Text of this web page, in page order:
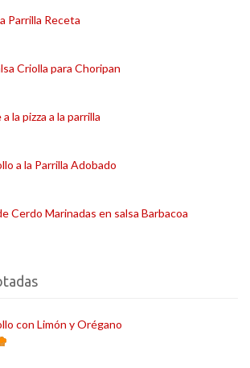
Parrilla Receta
Criolla para Choripan
la pizza a la parrilla
a la Parrilla Adobado
Cerdo Marinadas en salsa Barbacoa
con Limón y Orégano